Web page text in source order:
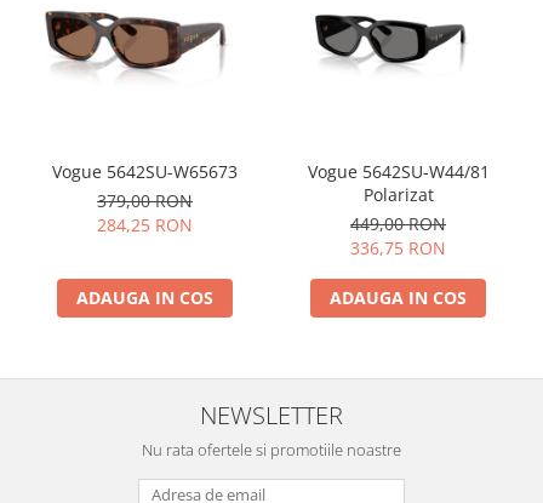
Vogue 5642SU-W65673
379,00 RON
284,25 RON
ADAUGA IN COS
Vogue 5642SU-W44/81
Polarizat
449,00 RON
336,75 RON
ADAUGA IN COS
NEWSLETTER
Nu rata ofertele si promotiile noastre